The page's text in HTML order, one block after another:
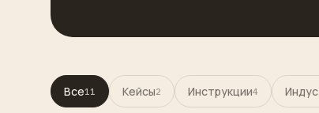
Все11 Кейсы2 Инструкции4